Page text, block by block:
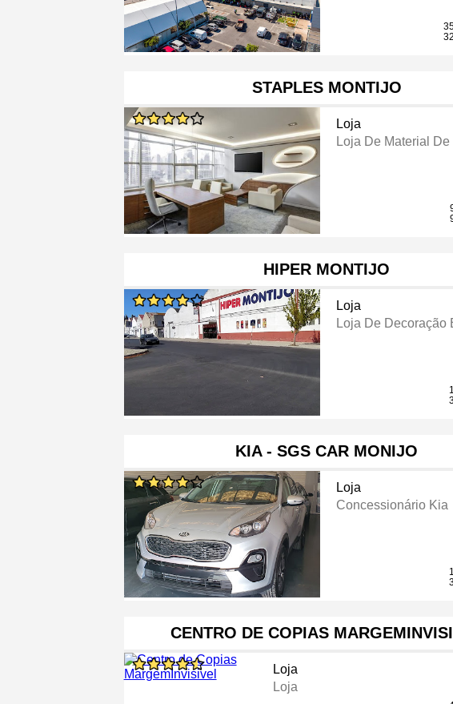
STAPLES MONTIJO
Loja
Loja De Material
HIPER MONTIJO
Loja
Loja De Decoração
KIA - SGS CAR MONIJO
Loja
Concessionário Kia
CENTRO DE COPIAS
Loja
Loja